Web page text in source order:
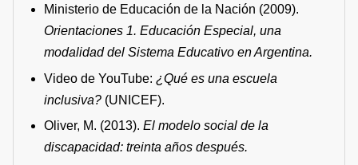
Ministerio de Educación de la Nación (2009).
Orientaciones 1. Educación Especial, una
modalidad del Sistema Educativo en Argentina.
Video de YouTube:¿Qué es una escuela
inclusiva? (UNICEF).
Oliver, M. (2013).El modelo social de la
discapacidad: treinta años después.